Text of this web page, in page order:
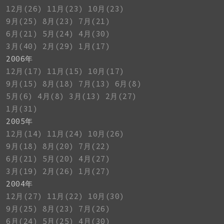
12月(26)
11月(23)
10月(23)
9月(25)
8月(23)
7月(21)
6月(21)
5月(24)
4月(30)
3月(40)
2月(29)
1月(17)
2006年
12月(17)
11月(15)
10月(17)
9月(15)
8月(18) 7月(13)
6月(8)
5月(6)
4月(8) 3月(13)
2月(27)
1月(31)
2005年
12月(14)
11月(24)
10月(26)
9月(18)
8月(20)
7月(22)
6月(21)
5月(20)
4月(27)
3月(19)
2月(26)
1月(27)
2004年
12月(27)
11月(22)
10月(30)
9月(25)
8月(23)
7月(26)
6月(24)
5月(25) 4月(30)